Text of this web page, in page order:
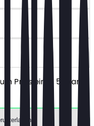
Preis eines 5-Gang-